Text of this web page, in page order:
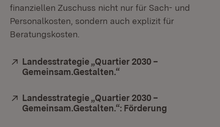
finanziellen Zuschuss nicht nur für Sach- und
Personalkosten, sondern auch explizit für
Beratungskosten.
Extern:
Landesstrategie „Quartier 2030 –
Gemeinsam.Gestalten.“
Extern:
Landesstrategie „Quartier 2030 –
Gemeinsam.Gestalten.“: Förderung